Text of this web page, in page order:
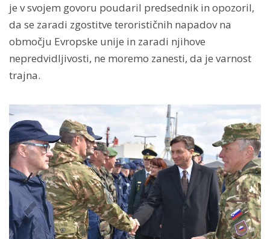
je v svojem govoru poudaril predsednik in opozoril,
da se zaradi zgostitve terorističnih napadov na
območju Evropske unije in zaradi njihove
nepredvidljivosti, ne moremo zanesti, da je varnost
trajna.